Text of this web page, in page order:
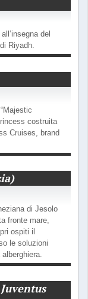
del
Riyadh.
costruita
Cruises, brand
di Jesolo
fronte mare,
ospiti il
le soluzioni